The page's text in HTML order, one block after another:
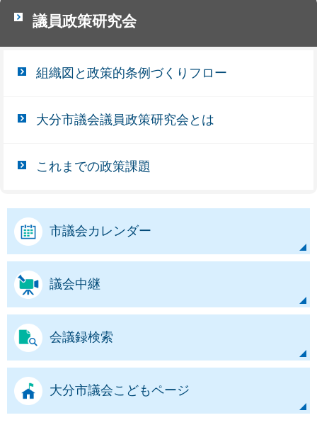
議員政策研究会
組織図と政策的条例づくりフロー
大分市議会議員政策研究会とは
これまでの政策課題
市議会カレンダー
議会中継
会議録検索
大分市議会こどもページ